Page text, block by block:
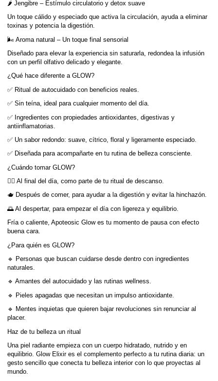
🌶 Jengibre – Estímulo circulatorio y detox suave
Un toque cálido y especiado que activa la circulación, ayuda a eliminar
toxinas y potencia la digestión.
🌬 Aroma natural – Un toque final sensorial
Diseñado para elevar la experiencia sin saturarla, redondea la infusión
con un perfil olfativo delicado y elegante.
¿Qué hace diferente a GLOW?
✅ Ritual de autocuidado con beneficios reales.
✅ Sin teína, ideal para cualquier momento del día.
✅ Ingredientes con propiedades antioxidantes, digestivas y
antiinflamatorias.
✅ Un sabor redondo: suave, cítrico, floral y ligeramente especiado.
✅ Diseñada para acompañarte en tu rutina de belleza consciente.
¿Cuándo tomar GLOW?
🧘‍♀️ Al final del día, como parte de tu ritual de descanso.
🫖 Después de comer, para ayudar a la digestión y evitar la hinchazón.
🌅 Al despertar, para empezar el día con ligereza y equilibrio.
Fría o caliente, Apoteosic Glow es tu momento de pausa con efecto
buena cara.
¿Para quién es GLOW?
🔹 Personas que buscan cuidarse desde dentro con ingredientes
naturales.
🔹 Amantes del autocuidado y las rutinas wellness.
🔹 Pieles apagadas que necesitan un impulso antioxidante.
🔹 Mentes inquietas que quieren bajar revoluciones sin renunciar al
placer.
Haz de tu belleza un ritual
Una piel radiante empieza con un cuerpo hidratado, nutrido y en
equilibrio. Glow Elixir es el complemento perfecto a tu rutina diaria: un
gesto sencillo que conecta tu belleza interior con lo que proyectas al
mundo.